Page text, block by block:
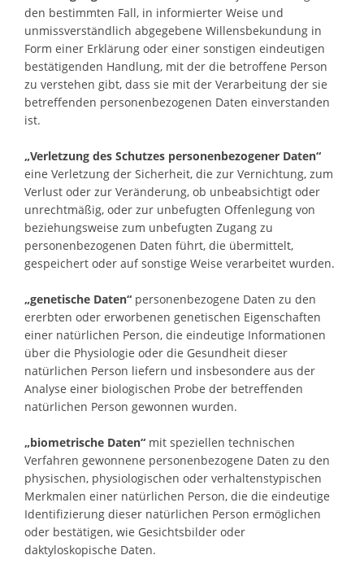
den bestimmten Fall, in informierter Weise und
unmissverständlich abgegebene Willensbekundung in
Form einer Erklärung oder einer sonstigen eindeutigen
bestätigenden Handlung, mit der die betroffene Person
zu verstehen gibt, dass sie mit der Verarbeitung der sie
betreffenden personenbezogenen Daten einverstanden
ist.
„Verletzung des Schutzes personenbezogener Daten“
eine Verletzung der Sicherheit, die zur Vernichtung, zum
Verlust oder zur Veränderung, ob unbeabsichtigt oder
unrechtmäßig, oder zur unbefugten Offenlegung von
beziehungsweise zum unbefugten Zugang zu
personenbezogenen Daten führt, die übermittelt,
gespeichert oder auf sonstige Weise verarbeitet wurden.
„genetische Daten“ personenbezogene Daten zu den
ererbten oder erworbenen genetischen Eigenschaften
einer natürlichen Person, die eindeutige Informationen
über die Physiologie oder die Gesundheit dieser
natürlichen Person liefern und insbesondere aus der
Analyse einer biologischen Probe der betreffenden
natürlichen Person gewonnen wurden.
„biometrische Daten“ mit speziellen technischen
Verfahren gewonnene personenbezogene Daten zu den
physischen, physiologischen oder verhaltenstypischen
Merkmalen einer natürlichen Person, die die eindeutige
Identifizierung dieser natürlichen Person ermöglichen
oder bestätigen, wie Gesichtsbilder oder
daktyloskopische Daten.